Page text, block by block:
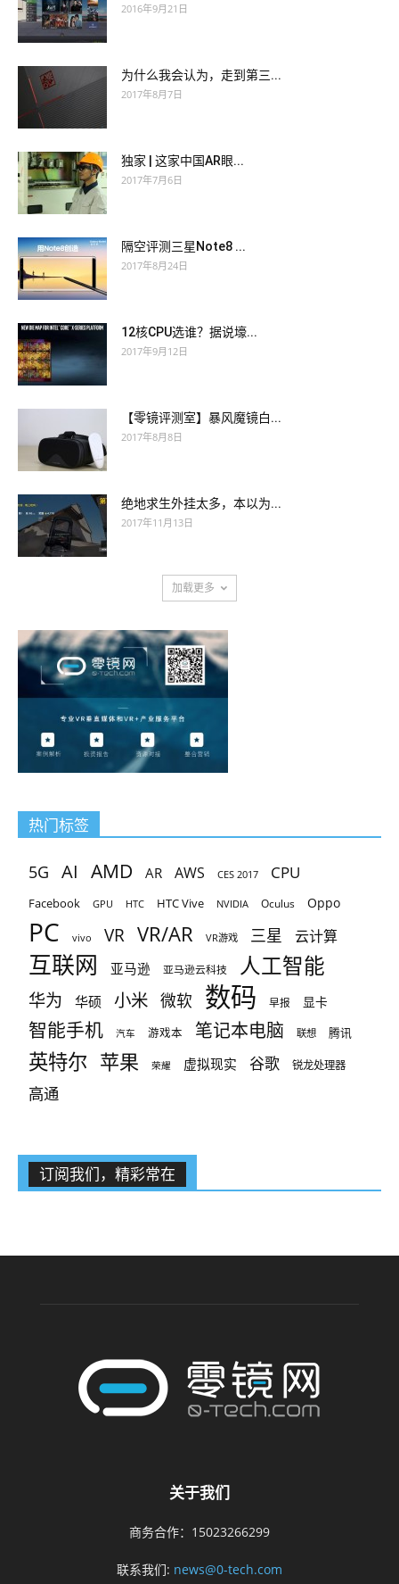
2016年9月21日
为什么我会认为，走到第三...
2017年8月7日
独家 | 这家中国AR眼...
2017年7月6日
隔空评测三星Note8 ...
2017年8月24日
12核CPU选谁？据说壕...
2017年9月12日
【零镜评测室】暴风魔镜白...
2017年8月8日
绝地求生外挂太多，本以为...
2017年11月13日
加载更多
热门标签
5G AI AMD AR AWS CES 2017 CPU
Facebook GPU HTC HTC Vive NVIDIA Oculus Oppo
PC vivo VR VR/AR VR游戏 三星 云计算
互联网 亚马逊 亚马逊云科技 人工智能
华为 华硕 小米 微软 数码 早报 显卡
智能手机 汽车 游戏本 笔记本电脑 联想 腾讯
英特尔 苹果 荣耀 虚拟现实 谷歌 锐龙处理器
高通
订阅我们，精彩常在
关于我们
商务合作：15023266299
联系我们: news@0-tech.com